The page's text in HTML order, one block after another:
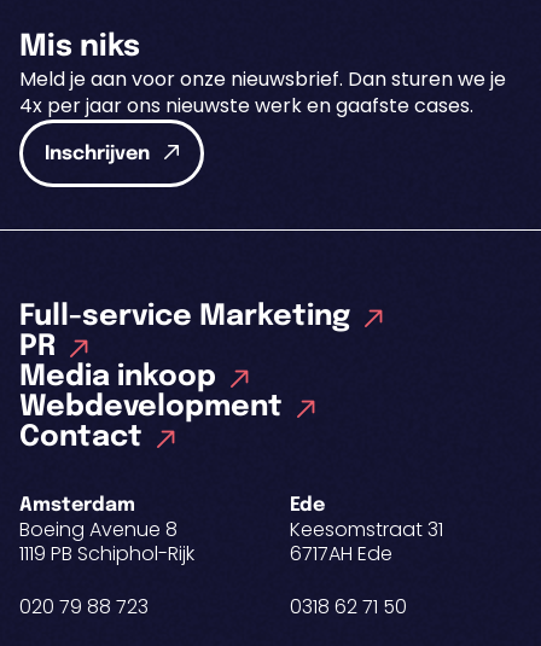
Mis niks
Meld je aan voor onze nieuwsbrief. Dan sturen we je
4x per jaar ons nieuwste werk en gaafste cases.
Inschrijven
Full-service Marketing
PR
Media inkoop
Webdevelopment
Contact
Amsterdam
Boeing Avenue 8
1119 PB Schiphol-Rijk
020 79 88 723
Ede
Keesomstraat 31
6717AH Ede
0318 62 71 50